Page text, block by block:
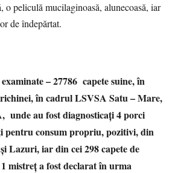
o peliculă mucilaginoasă, alunecoasă, iar
de îndepărtat.
– 27786 capete suine, în
în cadrul LSVSA Satu – Mare,
unde au fost diagnosticați 4 porci
pentru consum propriu, pozitivi, din
Lazuri, iar din cei 298 capete de
mistreț a fost declarat în urma